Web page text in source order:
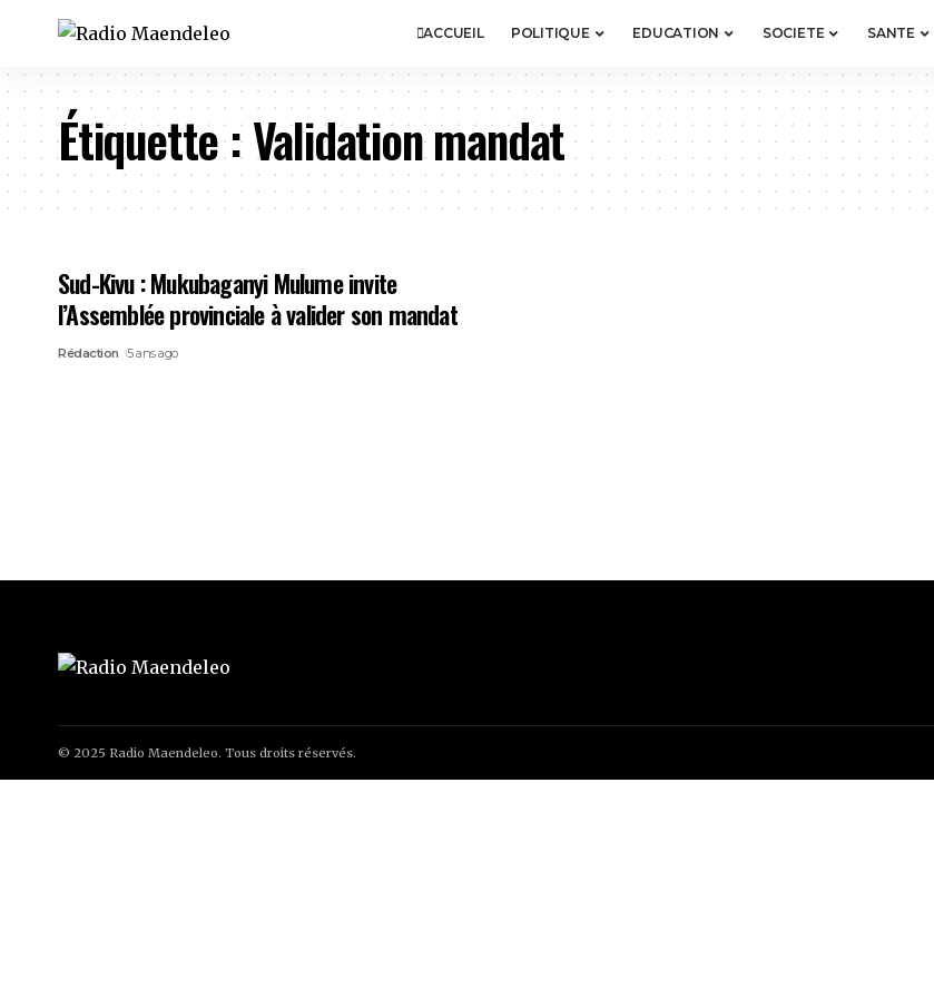
ACCUEIL POLITIQUE EDUCATION SOCIETE SANTE
Étiquette :Validation mandat
Sud-Kivu : Mukubaganyi Mulume invite
l’Assemblée provinciale à valider son mandat
Rédaction 5 ans ago
© 2025 Radio Maendeleo. Tous droits réservés.